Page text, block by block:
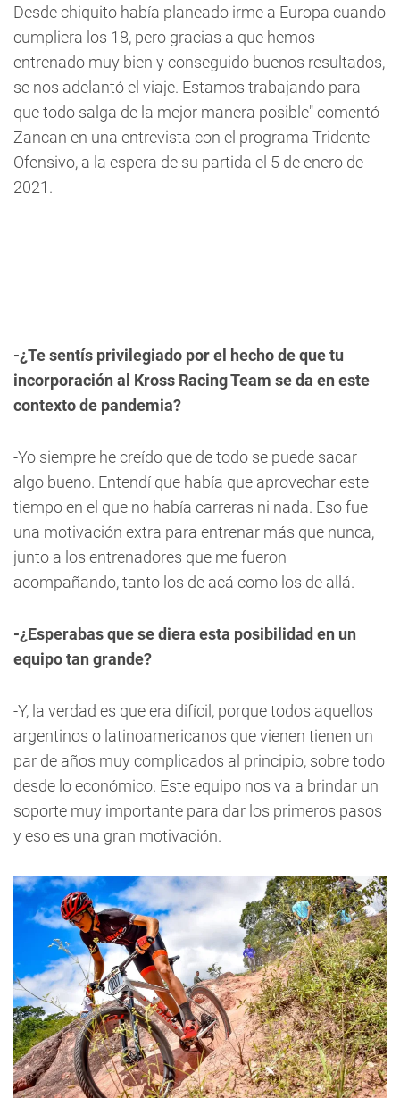
Desde chiquito había planeado irme a Europa cuando
cumpliera los 18, pero gracias a que hemos
entrenado muy bien y conseguido buenos resultados,
se nos adelantó el viaje. Estamos trabajando para
que todo salga de la mejor manera posible" comentó
Zancan en una entrevista con el programa Tridente
Ofensivo, a la espera de su partida el 5 de enero de
2021.
-¿Te sentís privilegiado por el hecho de que tu
incorporación al Kross Racing Team se da en este
contexto de pandemia?
-Yo siempre he creído que de todo se puede sacar
algo bueno. Entendí que había que aprovechar este
tiempo en el que no había carreras ni nada. Eso fue
una motivación extra para entrenar más que nunca,
junto a los entrenadores que me fueron
acompañando, tanto los de acá como los de allá.
-¿Esperabas que se diera esta posibilidad en un
equipo tan grande?
-Y, la verdad es que era difícil, porque todos aquellos
argentinos o latinoamericanos que vienen tienen un
par de años muy complicados al principio, sobre todo
desde lo económico. Este equipo nos va a brindar un
soporte muy importante para dar los primeros pasos
y eso es una gran motivación.